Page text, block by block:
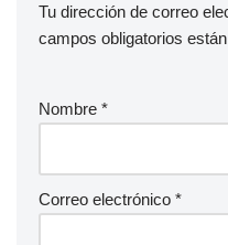
Tu dirección de correo
campos obligatorios
Nombre *
Correo electrónico *